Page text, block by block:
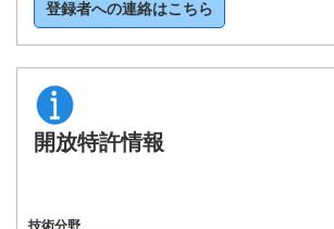
登録者への連絡はこちら
開放特許情報
技術分野